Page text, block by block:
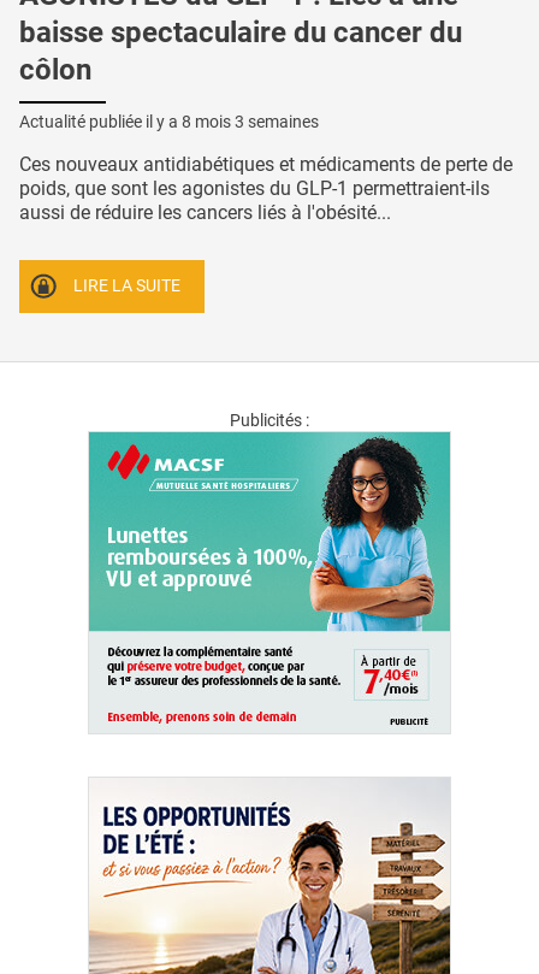
baisse spectaculaire du cancer du
côlon
Actualité publiée il y a 8 mois 3 semaines
Ces nouveaux antidiabétiques et médicaments de perte de
poids, que sont les agonistes du GLP-1 permettraient-ils
aussi de réduire les cancers liés à l'obésité...
LIRE LA SUITE
Publicités :